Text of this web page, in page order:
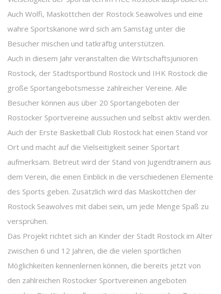
Auch Wolfi, Maskottchen der Rostock Seawolves und eine
wahre Sportskanone wird sich am Samstag unter die
Besucher mischen und tatkräftig unterstützen.
Auch in diesem Jahr veranstalten die Wirtschaftsjunioren
Rostock, der Stadtsportbund Rostock und IHK Rostock die
große Sportangebotsmesse zahlreicher Vereine. Alle
Besucher können aus über 20 Sportangeboten der
Rostocker Sportvereine aussuchen und selbst aktiv werden.
Auch der Erste Basketball Club Rostock hat einen Stand vor
Ort und macht auf die Vielseitigkeit seiner Sportart
aufmerksam. Betreut wird der Stand von Jugendtrainern aus
dem Verein, die einen Einblick in die verschiedenen Elemente
des Sports geben. Zusätzlich wird das Maskottchen der
Rostock Seawolves mit dabei sein, um jede Menge Spaß zu
versprühen.
Das Projekt richtet sich an Kinder der Stadt Rostock im Alter
zwischen 6 und 12 Jahren, die die vielen sportlichen
Möglichkeiten kennenlernen können, die bereits jetzt von
den zahlreichen Rostocker Sportvereinen angeboten